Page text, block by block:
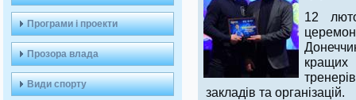
Програми і проекти
Прозора влада
Види спорту
12
закладів та організацій.